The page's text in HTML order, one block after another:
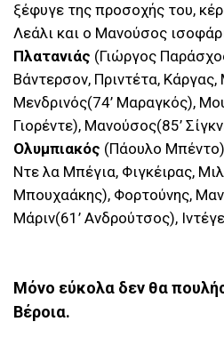
ξέφυγε της προσοχής του,
Λεάλι και ο Μανούσος
Πλατανιάς (Γιώργος
Βάντερσον, Πριντέτα,
Μενδρινός(74’ Μαραγκός),
Γιορέντε), Μανούσος(85’
Ολυμπιακός (Πάουλο
Ντε λα Μπέγια, Φιγκέιρας,
Μπουχαάκης), Φορτούνης,
Μάριν(61’ Ανδρούτσος), Ιντέγε
Μόνο εύκολα δεν θα
Βέροια.